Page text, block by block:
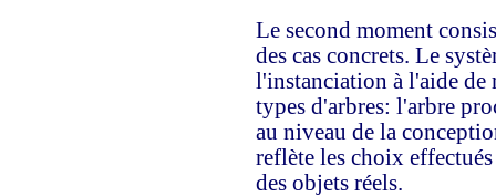
Le second moment
des cas concrets. Le
l'instanciation à l'aide
types d'arbres: l'arbre
au niveau de la
reflète les choix
des objets réels.